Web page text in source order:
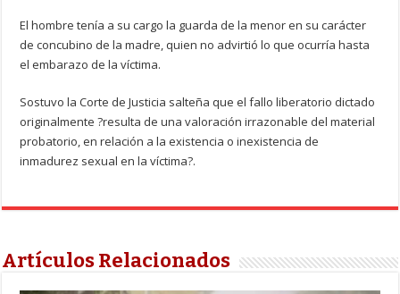
El hombre tenía a su cargo la guarda de la menor en su carácter
de concubino de la madre, quien no advirtió lo que ocurría hasta
el embarazo de la víctima.
Sostuvo la Corte de Justicia salteña que el fallo liberatorio dictado
originalmente ?resulta de una valoración irrazonable del material
probatorio, en relación a la existencia o inexistencia de
inmadurez sexual en la víctima?.
Artículos Relacionados